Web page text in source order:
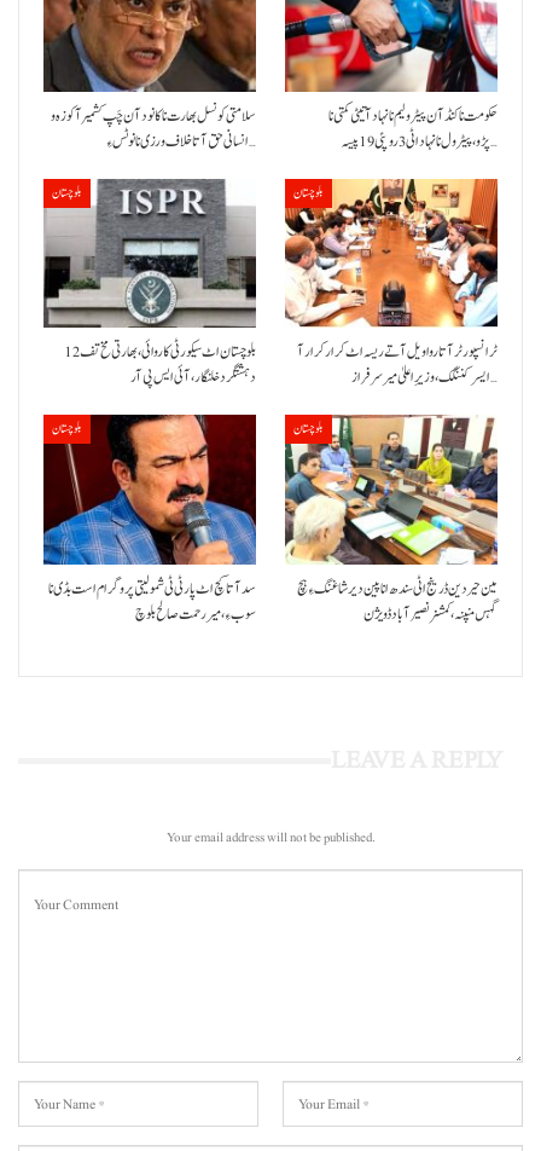
سلامتی کونسل بھارت نا کانود آن چَپ کشمیر آ کوزہ و
انسانی حق آتا خلاف ورزی نا نوٹس ءِ…
حکومت نا کنڈ آن پیٹرولیم نا نہاد آتیٹی کمتی نا
پڑو،پیٹرول نا نہاد اٹی 3 روپئی 19 پیسہ…
بلوچستان
بلوچستان اٹ سیکورٹی کاروائی، بھارتی مخ تف 12
دہشتگرد خلنگار،آئی ایس پی آر
بلوچستان
ٹرانسپورٹر آتا روا ویل آتے ریسہ اٹ کرار کرار آ
ایسر کننگک ،وزیرِ اعلیٰ میر سرفراز…
بلوچستان
سد آتا کچ اٹ پارٹی ٹی شمولیتی پروگرام است بڈی نا
سوب ءِ،میر رحمت صالح بلوچ
بلوچستان
مین حیردین ڈرینج اٹی سندھ انا پین دیر شاغنگ ءِ ہچ
گہس منپنہ،کمشنر نصیرآباد ڈویژن
Your email address will not be published.